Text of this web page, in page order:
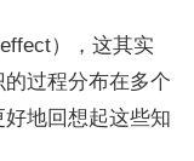
），这其实
过程分布在多个
地回想起这些知